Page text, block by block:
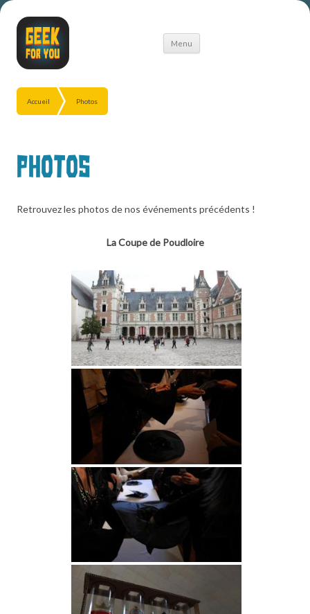
Menu
Aller
Accueil Photos
Photos
Retrouvez les photos de nos événements précédents !
La Coupe de Poudloire